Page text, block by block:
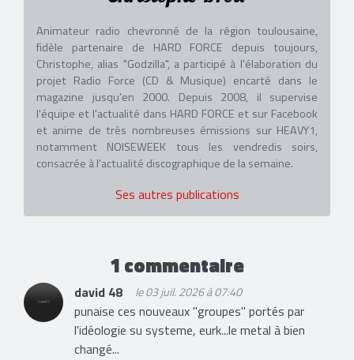
Animateur radio chevronné de la région toulousaine,
fidèle partenaire de HARD FORCE depuis toujours,
Christophe, alias "Godzilla", a participé à l'élaboration du
projet Radio Force (CD & Musique) encarté dans le
magazine jusqu'en 2000. Depuis 2008, il supervise
l'équipe et l'actualité dans HARD FORCE et sur Facebook
et anime de très nombreuses émissions sur HEAVY1,
notamment NOISEWEEK tous les vendredis soirs,
consacrée à l'actualité discographique de la semaine.
Ses autres publications
1 commentaire
david 48 le 03 juil. 2026 à 07:40
punaise ces nouveaux "groupes" portés par
l'idéologie su systeme, eurk...le metal à bien
changé...